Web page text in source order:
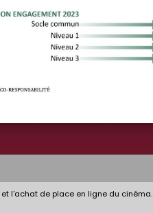
l'achat de place en ligne du cinéma.